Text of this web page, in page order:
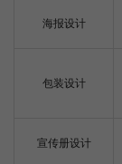
海报设计
包装设计
宣传册设计